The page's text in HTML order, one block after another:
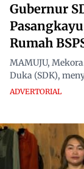
Gubernur
Rumah
MAMUJU,
Duka (SDK),
ADVERTORIAL